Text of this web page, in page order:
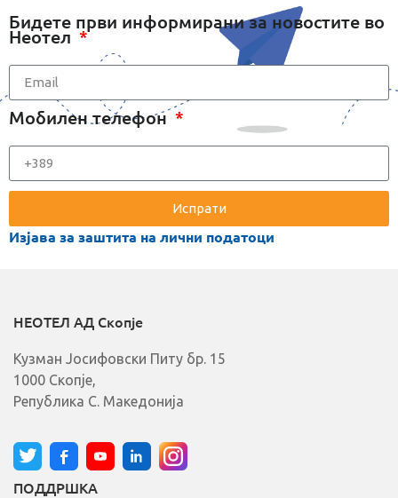
Бидете први информирани за новостите во
Неотел
Мобилен телефон
Испрати
A
l
a
v
e
Изјава за заштита на лични податоци
НЕОТЕЛ АД Скопје
Кузман Јосифовски Питу бр. 15
1000 Скопје,
Република С. Македонија
ПОДДРШКА